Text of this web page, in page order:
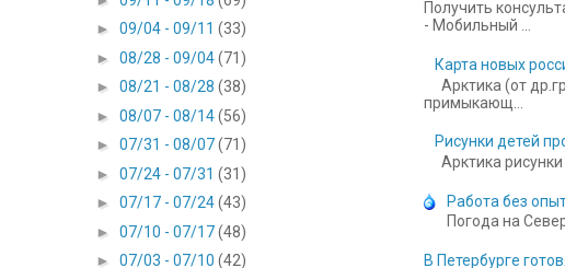
Получить
- Мобильный ...
Карта новых
Арктика (от
примыкающ...
Рисунки детей
Арктика
Работа без
Погода на
В Петербурге
► 09/04 - 09/11 (33)
► 08/28 - 09/04(71)
► 08/21 - 08/28 (38)
► 08/07 - 08/14(56)
► 07/31 - 08/07(71)
► 07/24 - 07/31 (31)
► 07/17 - 07/24(43)
► 07/10 - 07/17(48)
► 07/03 - 07/10 (42)